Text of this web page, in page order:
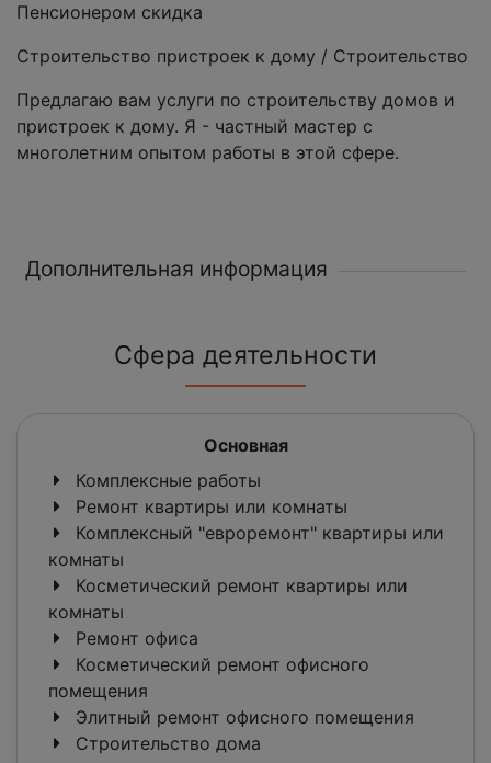
Пенсионером скидка
Строительство пристроек к дому / Строительство
Предлагаю вам услуги по строительству домов и
пристроек к дому. Я - частный мастер с
многолетним опытом работы в этой сфере.
Дополнительная информация
Сфера деятельности
Основная
Комплексные работы
Ремонт квартиры или комнаты
Комплексный "евроремонт" квартиры или
комнаты
Косметический ремонт квартиры или
комнаты
Ремонт офиса
Косметический ремонт офисного
помещения
Элитный ремонт офисного помещения
Строительство дома